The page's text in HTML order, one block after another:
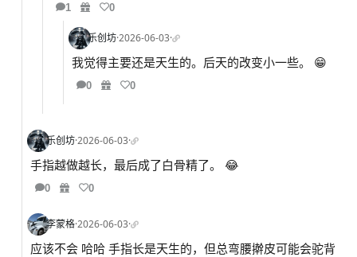
1 0
乐创坊·2026-06-03·
我觉得主要还是天生的。后天的改变小一些。 😁
0 0
乐创坊·2026-06-03·
手指越做越长，最后成了白骨精了。 😂
0 0
李蒙格·2026-06-03·
应该不会 哈哈 手指长是天生的，但总弯腰擀皮可能会驼背